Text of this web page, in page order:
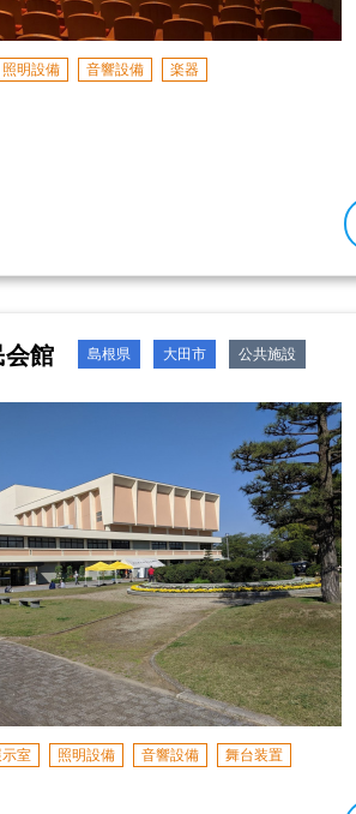
照明設備 音響設備 楽器
会館 島根県 大田市 公共施設
室 照明設備 音響設備 舞台装置